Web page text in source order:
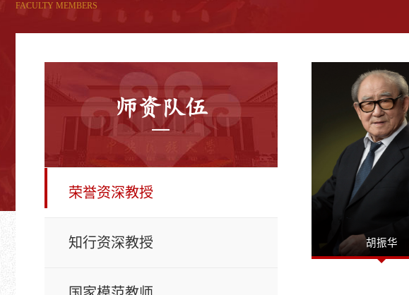
FACULTY MEMBERS
师资队伍
荣誉资深教授
知行资深教授 ​胡振华